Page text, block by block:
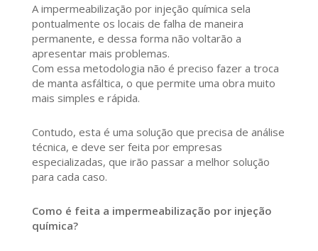
A impermeabilização por injeção química sela
pontualmente os locais de falha de maneira
permanente, e dessa forma não voltarão a
apresentar mais problemas.
Com essa metodologia não é preciso fazer a troca
de manta asfáltica, o que permite uma obra muito
mais simples e rápida.
Contudo, esta é uma solução que precisa de análise
técnica, e deve ser feita por empresas
especializadas, que irão passar a melhor solução
para cada caso.
Como é feita a impermeabilização por injeção
química?